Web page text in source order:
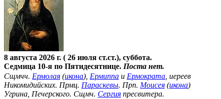
8 августа 2026 г. ( 26 июля ст.ст.), суббота.
Седмица 10-я по Пятидесятнице. Поста нет.
Сщмчч. Ермолая (икона), Ермиппа и Ермократа , иереев
Никомидийских. Прмц. Параскевы. Прп. Моисея (икона)
Угрина, Печерского. Сщмч. Сергия пресвитера.